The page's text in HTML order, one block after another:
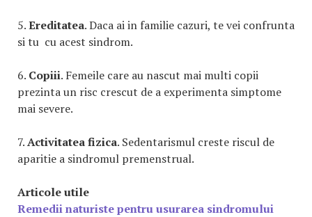
5.Ereditatea. Daca ai in familie cazuri, te vei confrunta
si tu cu acest sindrom.
6. Copiii. Femeile care au nascut mai multi copii
prezinta un risc crescut de a experimenta simptome
mai severe.
7.Activitatea fizica. Sedentarismul creste riscul de
aparitie a sindromul premenstrual.
Articole utile
Remedii naturiste pentru usurarea sindromului